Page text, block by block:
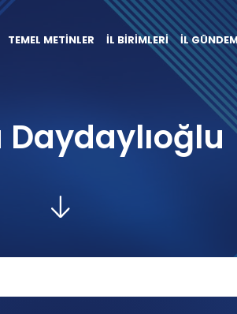
TEMEL METİNLER İL BİRİMLERİ İL